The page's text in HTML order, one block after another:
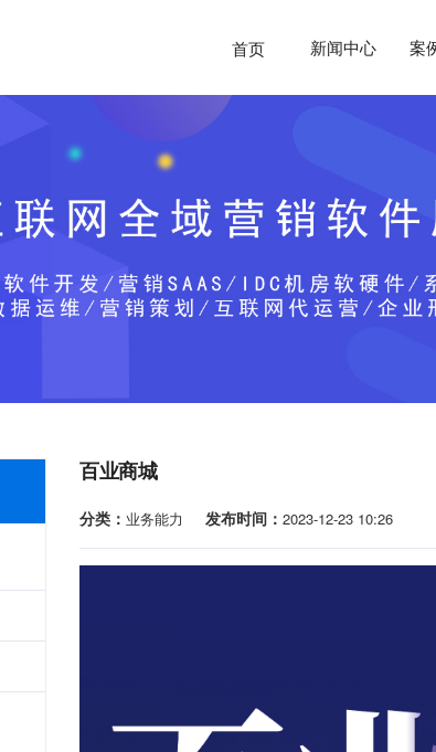
首页 新闻中心 案
百业商城
分类： 业务能力 发布时间： 2023-12-23 10:26